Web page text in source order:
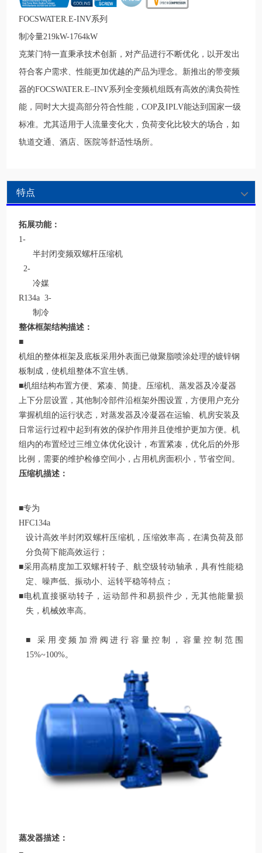
FOCSWATER.E-INV系列
制冷量219kW-1764kW
克莱门特一直秉承技术创新，对产品进行不断优化，以开发出
符合客户需求、性能更加优越的产品为理念。新推出的带变频
器的FOCSWATER.E–INV系列全变频机组既有高效的满负荷性
能，同时大大提高部分符合性能，COP及IPLV能达到国家一级
标准。尤其适用于人流量变化大，负荷变化比较大的场合，如
轨道交通、酒店、医院等舒适性场所。
特点
拓展功能：
1-
半封闭变频双螺杆压缩机
2-
冷媒
R134a 3-
制冷
整体框架结构描述：
■
机组的整体框架及底板采用外表面已做聚脂喷涂处理的镀锌钢
板制成，使机组整体不宜生锈。
■机组结构布置方便、紧凑、简捷。压缩机、蒸发器及冷凝器
上下分层设置，其他制冷部件沿框架外围设置，方便用户充分
掌握机组的运行状态，对蒸发器及冷凝器在运输、机房安装及
日常运行过程中起到有效的保护作用并且使维护更加方便。机
组内的布置经过三维立体优化设计，布置紧凑，优化后的外形
比例，需要的维护检修空间小，占用机房面积小，节省空间。
压缩机描述：
■专为
HFC134a
设计高效半封闭双螺杆压缩机，压缩效率高，在满负荷及部
分负荷下能高效运行；
■采用高精度加工双螺杆转子、航空级转动轴承，具有性能稳
定、噪声低、振动小、运转平稳等特点；
■电机直接驱动转子，运动部件和易损件少，无其他能量损
失，机械效率高。
■ 采用变频加滑阀进行容量控制，容量控制范围
15%~100%。
蒸发器描述：